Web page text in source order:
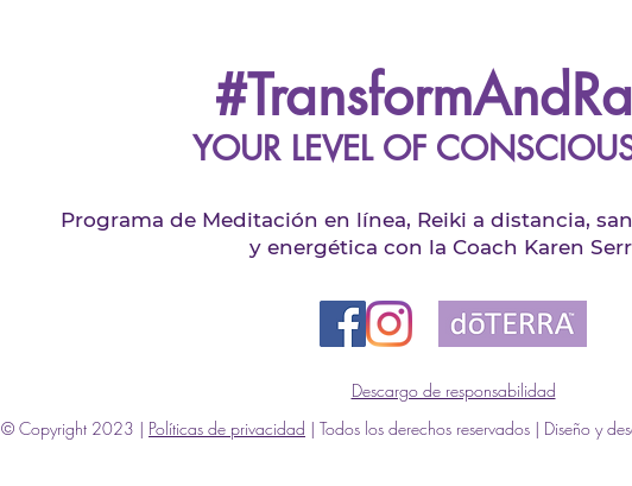
YOUR LEVEL OF
Programa de Meditación en línea, Reiki a distancia,
y energética con la Coach Karen
Descargo de responsabilidad
© Copyright 2023 | Políticas de privacidad | Todos los derechos reservados | Diseño y